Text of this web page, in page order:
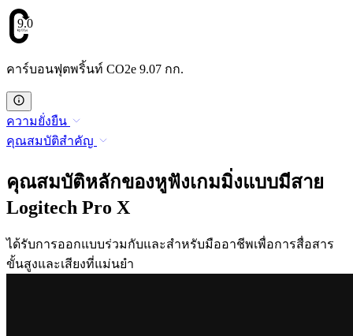
9.07
คาร์บอนฟุตพริ้นท์ CO2e 9.07 กก.
ความยั่งยืน
คุณสมบัติสำคัญ
คุณสมบัติหลักของหูฟังเกมมิ่งแบบมีสาย
Logitech Pro X
ได้รับการออกแบบร่วมกับและสำหรับมืออาชีพเพื่อการสื่อสาร
ขั้นสูงและเสียงที่แม่นยำ